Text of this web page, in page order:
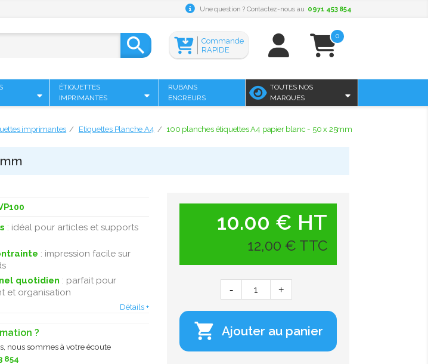
Une question ? Contactez-nous au 0971 453 854
 0
Commande
RAPIDE
ÉTIQUETTES
IMPRIMANTES
RUBANS
ENCREURS
TOUTES NOS
MARQUES
imprimantes Etiquettes Planche A4 100 planches étiquettes A4 papier blanc - 50 x 25mm
: idéal pour articles et supports
: impression facile sur
quotidien : parfait pour
et organisation
Détails +
?
nous sommes à votre écoute
854
10.00 € HT
12,00 € TTC
 Ajouter au panier